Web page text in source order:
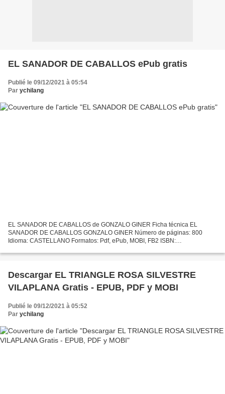
EL SANADOR DE CABALLOS ePub gratis
Publié le 09/12/2021 à 05:54
Par ychilang
EL SANADOR DE CABALLOS de GONZALO GINER Ficha técnica EL
SANADOR DE CABALLOS GONZALO GINER Número de páginas: 800
Idioma: CASTELLANO Formatos: Pdf, ePub, MOBI, FB2 ISBN:
eBook gratis...
Descargar EL TRIANGLE ROSA SILVESTRE
VILAPLANA Gratis - EPUB, PDF y MOBI
Publié le 09/12/2021 à 05:52
Par ychilang